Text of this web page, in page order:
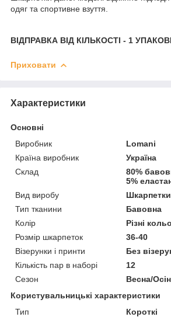
одяг та спортивне взуття.
ВІДПРАВКА ВІД КІЛЬКОСТІ - 1
Приховати
Характеристики
Основні
Виробник
Lomani
Країна виробник
Україна
Склад
80%
5%
Вид виробу
Шкарпетки
Тип тканини
Бавовна
Колір
Різні
Розмір шкарпеток
36-40
Візерунки і принти
Без
Кількість пар в наборі
12
Сезон
Весна/
Користувальницькі характеристики
Тип
Короткі